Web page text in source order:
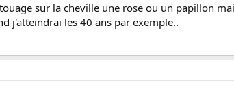
sur la cheville une rose ou un papillon
j'atteindrai les 40 ans par exemple..